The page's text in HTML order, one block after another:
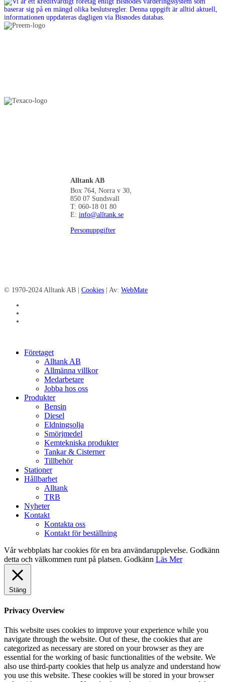
Alltank AB
Box 764, Norra v 30,
850 07 Sundsvall
T: 060-18 01 80
E: info@alltank.se
Personuppgifter
© 1970-2024 Alltank AB | Cookies | Av: WebMate
Close
Företaget
Alltank AB
Allmänna villkor
Medarbetare
Jobba hos oss
Produkter
Bensin
Diesel
Eldningsolja
Smörjmedel
Kemtekniska produkter
Tankar & Cisterner
Tillbehör
Stationer
Hållbarhet
Alltank
TRB
Nyheter
Kontakt
Kontakta oss
Kontakt för beställning
Vår webbplats har cookies för en bra användarupplevelse. Godkänn
detta och välkommen runt på platsen. Godkänn Läs Mer
Stäng
Privacy Overview
This website uses cookies to improve your experience while you
navigate through the website. Out of these, the cookies that are
categorized as necessary are stored on your browser as they are
essential for the working of basic functionalities of the website. We
also use third-party cookies that help us analyze and understand how
you use this website. These cookies will be stored in your browser